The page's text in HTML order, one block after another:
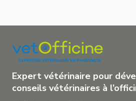
Expert vétérinaire pour
conseils vétérinaires à